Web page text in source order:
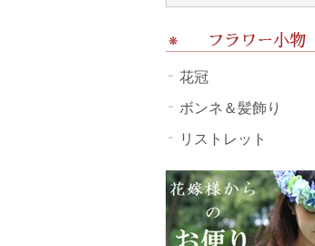
花冠
ボンネ＆髪飾り
リストレット